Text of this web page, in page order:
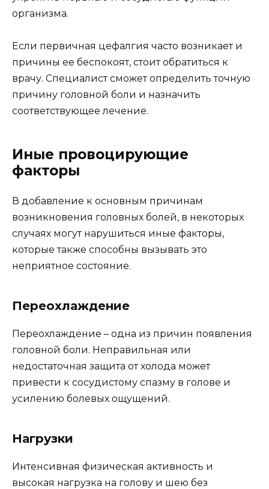
организма.
Если первичная цефалгия часто возникает и
причины ее беспокоят, стоит обратиться к
врачу. Специалист сможет определить точную
причину головной боли и назначить
соответствующее лечение.
Иные провоцирующие
факторы
В добавление к основным причинам
возникновения головных болей, в некоторых
случаях могут нарушиться иные факторы,
которые также способны вызывать это
неприятное состояние.
Переохлаждение
Переохлаждение – одна из причин появления
головной боли. Неправильная или
недостаточная защита от холода может
привести к сосудистому спазму в голове и
усилению болевых ощущений.
Нагрузки
Интенсивная физическая активность и
высокая нагрузка на голову и шею без